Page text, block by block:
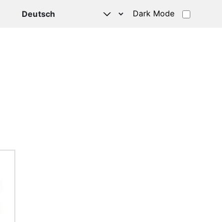
Dark Mode